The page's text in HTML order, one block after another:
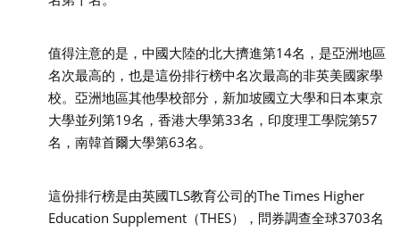
值得注意的是，中國大陸的北大擠進第14名，是亞洲地區
名次最高的，也是這份排行榜中名次最高的非英美國家學
校。亞洲地區其他學校部分，新加坡國立大學和日本東京
大學並列第19名，香港大學第33名，印度理工學院第57
名，南韓首爾大學第63名。
這份排行榜是由英國TLS教育公司的The Times Higher
Education Supplement（THES），問券調查全球3703名